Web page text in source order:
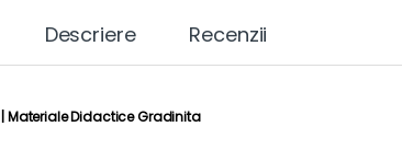
Descriere Recenzii
Materiale Didactice Gradinita